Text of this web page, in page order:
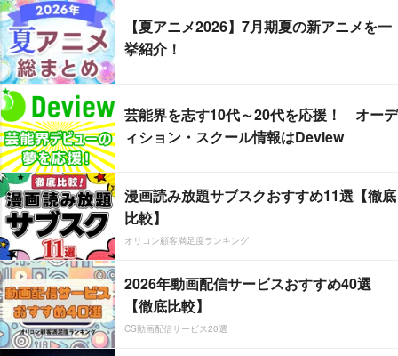
【夏アニメ2026】7月期夏の新アニメを一
挙紹介！
芸能界を志す10代～20代を応援！ オーデ
ィション・スクール情報はDeview
漫画読み放題サブスクおすすめ11選【徹底
比較】
オリコン顧客満足度ランキング
2026年動画配信サービスおすすめ40選
【徹底比較】
CS動画配信サービス20選